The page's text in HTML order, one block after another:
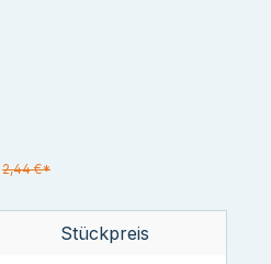
2,44 €*
Stückpreis